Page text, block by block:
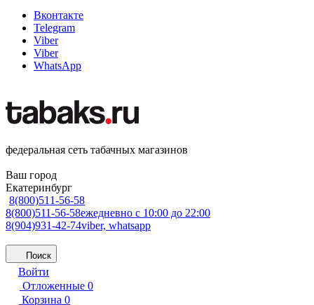
Вконтакте
Telegram
Viber
Viber
WhatsApp
федеральная сеть табачных магазинов
Ваш город
Екатеринбург
8(800)511-56-58
8(800)511-56-58ежедневно с 10:00 до 22:00
8(904)931-42-74viber, whatsapp
Поиск
Войти
Отложенные 0
Корзина 0